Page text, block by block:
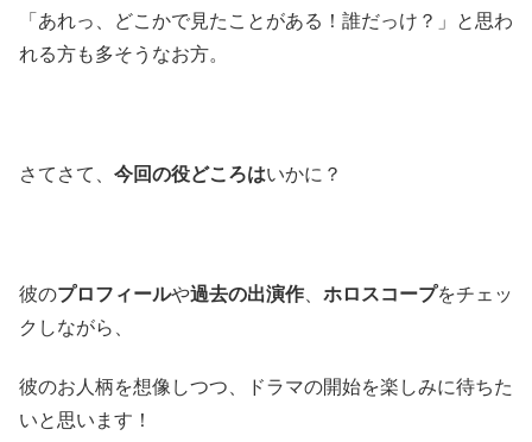
「あれっ、どこかで見たことがある！誰だっけ？」と思わ
れる方も多そうなお方。
さてさて、 今回の役どころはいかに？
彼のプロフィールや過去の出演作 ホロスコープをチェッ
クしながら、
彼のお人柄を想像しつつ、ドラマの開始を楽しみに待ちた
いと思います！